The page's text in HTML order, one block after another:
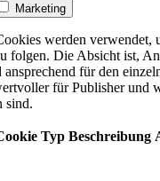
Marketing
werden verwendet,
folgen. Die Absicht ist,
ansprechend für den
für Publisher und
sind.
Typ Beschreibung